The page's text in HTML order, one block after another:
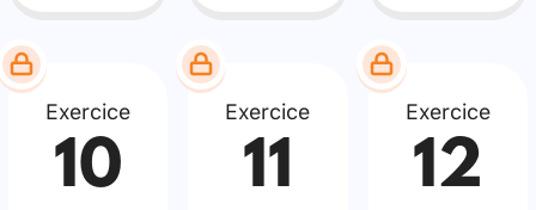
Exercice
10
Exercice
11
Exercice
12